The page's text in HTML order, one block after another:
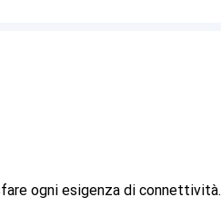
ogni esigenza di connettività.